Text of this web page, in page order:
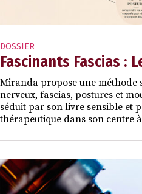
DOSSIER
Fascinants Fascias :
Miranda propose une méthode
nerveux, fascias, postures et
séduit par son livre sensible et
thérapeutique dans son centre à